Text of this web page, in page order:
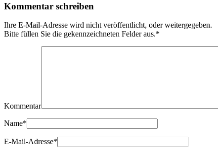
Kommentar schreiben
Ihre E-Mail-Adresse wird nicht veröffentlicht, oder weitergegeben.
Bitte füllen Sie die gekennzeichneten Felder aus.*
Kommentar
Name*
E-Mail-Adresse*